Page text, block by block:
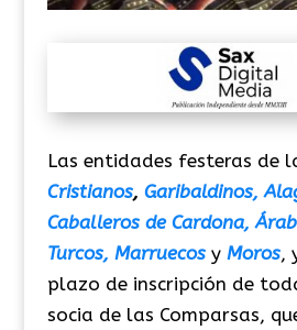
Las entidades festeras de
Cristianos, Garibaldinos,
Caballeros de Cardona,
Turcos, Marruecosy Moros,
plazo de inscripción de
socia de las Comparsas,